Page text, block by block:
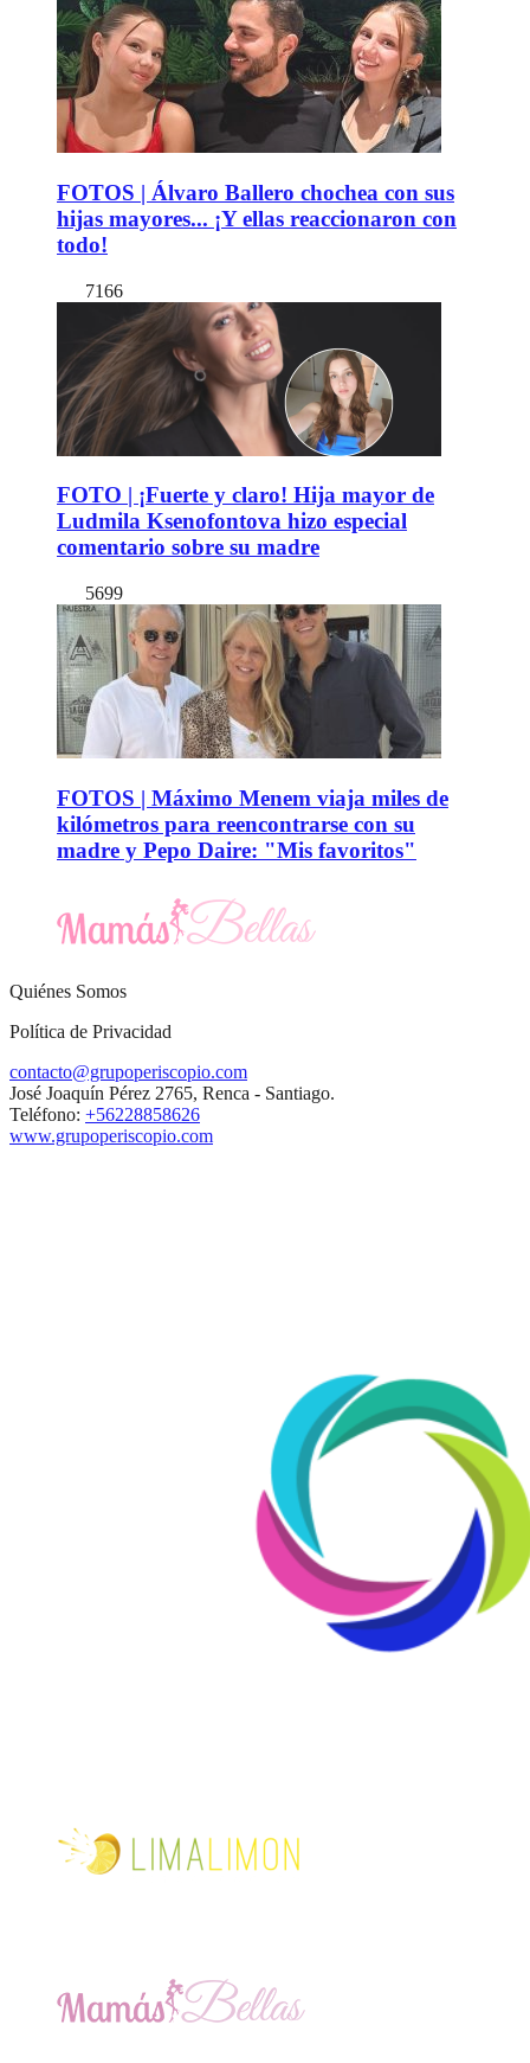
FOTOS | Álvaro Ballero chochea con sus
hijas mayores... ¡Y ellas reaccionaron con
todo!
7166
FOTO | ¡Fuerte y claro! Hija mayor de
Ludmila Ksenofontova hizo especial
comentario sobre su madre
5699
FOTOS | Máximo Menem viaja miles de
kilómetros para reencontrarse con su
madre y Pepo Daire: "Mis favoritos"
Quiénes Somos
Política de Privacidad
contacto@grupoperiscopio.com
José Joaquín Pérez 2765, Renca - Santiago.
Teléfono: +56228858626
www.grupoperiscopio.com